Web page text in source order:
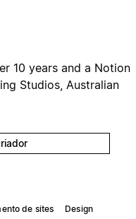
10 years and a Notion
Studios, Australian
de sites Design